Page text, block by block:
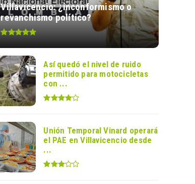
Villavicencio: ¿inconformismo o
revanchismo político?
Así quedó el nivel de ruido
permitido para motocicletas
con ...
Unión Temporal Vinard operará
el PAE en Villavicencio desde
...